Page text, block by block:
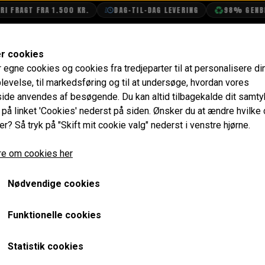
FRA 1.500 KR. DAG-TIL-DAG LEVERING 98%
Karburator
Forrige side
Intet billede
cookies
egne cookies og cookies fra tredjeparter til at personalisere
til markedsføring og til at undersøge, hvordan vores
anvendes af besøgende. Du kan altid tilbagekalde dit
linket 'Cookies' nederst på siden. Ønsker du at ændre hvilke
Så tryk på "Skift mit cookie valg" nederst i venstre hjørne.
om cookies her
Nødvendige cookies
Funktionelle cookies
Statistik cookies